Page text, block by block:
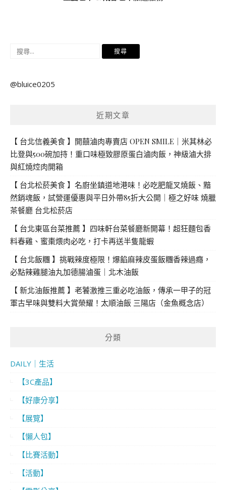
搜
鍵
@bluice0205
近期文章
【 台北信義美食 】開囍滷肉專賣店 OPEN SMILE｜米其林必
比登與500碗加持！重口味極致膠原蛋白滷肉飯，神級滷大排
與紅燒焢肉開箱
【 台北松菸美食 】名廚坐鎮道地港味！必吃肥龍叉燒飯、黯
然銷魂飯，試營運優惠與平日外帶85折大公開｜極之好味 燒臘
茶餐廳 台北松菸店
【 台北東區台菜推薦 】四味軒台菜餐廳新開幕！超狂麵包香
料春雞、蜜棗煨肉必吃，打卡再送半隻龍蝦
【 台北飯糰 】挑戰辣度極限！爆餡麻辣皮蛋飯糰香辣過癮，
必點辣雞腿油丸加德腸滷蛋｜北木油飯
【 新北油飯推薦 】老饕激推三重必吃油飯，傳承一甲子的冠
軍古早味與雙料大賞榮耀！太順油飯 三陽店（金魚概念店）
分類
DAILY｜生活
【3C產品】
【好康分享】
【展覽】
【懶人包】
【比賽活動】
【活動】